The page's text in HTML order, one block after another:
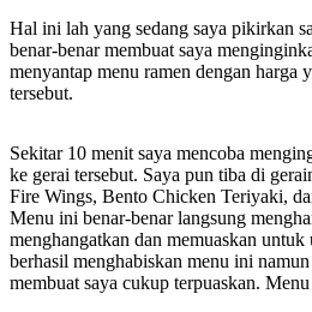
Hal ini lah yang sedang saya pikirkan
benar-benar membuat saya
menyantap menu ramen dengan harga
tersebut.
Sekitar 10 menit saya mencoba
ke gerai tersebut. Saya pun tiba di
Fire Wings, Bento Chicken Teriyaki,
Menu ini benar-benar langsung
menghangatkan dan memuaskan
berhasil menghabiskan menu ini
membuat saya cukup terpuaskan.